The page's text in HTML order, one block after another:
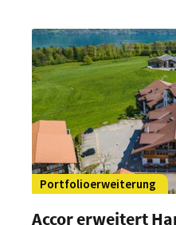
und Airline Crews
Portfolioerweiterung
Accor erweitert